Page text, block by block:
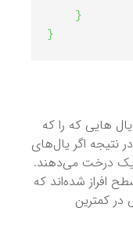
}
}
هایی که را که
نتیجه اگر یال‌های
یک درخت می‌دهند.
افراز شده‌اند که
در کمترین